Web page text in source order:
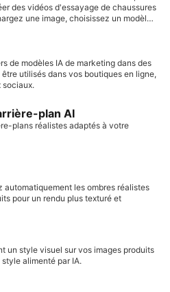
des vidéos d'essayage de chaussures
une image, choisissez un modèle,
du contenu utilisable sans filigrane,
et augmentant les taux de conversion
de modèles IA de marketing dans des
utilisés dans vos boutiques en ligne,
sociaux.
plan AI
plans réalistes adaptés à votre
automatiquement les ombres réalistes
pour un rendu plus texturé et
un style visuel sur vos images produits
alimenté par IA.